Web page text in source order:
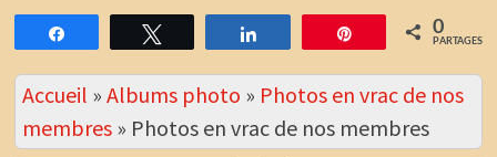
Épingle 0
PARTAGES
Accueil » Albums photo » Photos en vrac de nos
membres» Photos en vrac de nos membres